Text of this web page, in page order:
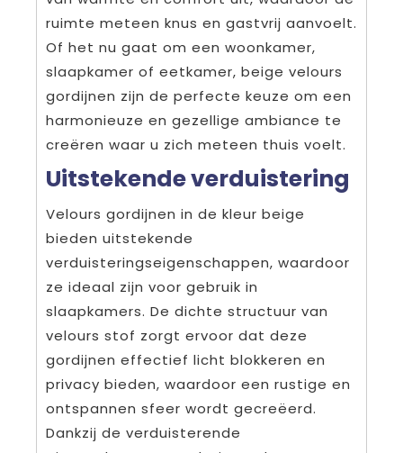
ruimte meteen knus en gastvrij aanvoelt.
Of het nu gaat om een woonkamer,
slaapkamer of eetkamer, beige velours
gordijnen zijn de perfecte keuze om een
harmonieuze en gezellige ambiance te
creëren waar u zich meteen thuis voelt.
Uitstekende verduistering
Velours gordijnen in de kleur beige
bieden uitstekende
verduisteringseigenschappen, waardoor
ze ideaal zijn voor gebruik in
slaapkamers. De dichte structuur van
velours stof zorgt ervoor dat deze
gordijnen effectief licht blokkeren en
privacy bieden, waardoor een rustige en
ontspannen sfeer wordt gecreëerd.
Dankzij de verduisterende